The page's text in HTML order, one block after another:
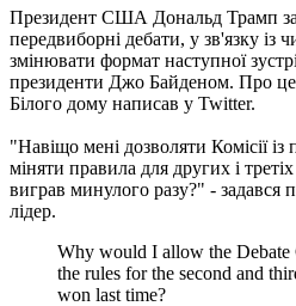
Президент США Дональд Трамп
передвиборні дебати, у зв'язку із
змінювати формат наступної
президенти Джо Байденом. Про це
Білого дому написав у Twitter.
"Навіщо мені дозволяти Комісії із
міняти правила для других і
виграв минулого разу?" - задався
лідер.
Why would I allow the Debate
the rules for the second and
won last time?